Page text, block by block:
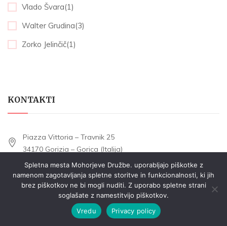
Vlado Švara(1)
Walter Grudina(3)
Zorko Jelinčič(1)
KONTAKTI
Piazza Vittoria – Travnik 25
34170 Gorizia – Gorica (Italija)
mohorjeva@gmail.com
Tel. +39 0481 533177
Spletna mesta Mohorjeve Družbe. uporabljajo piškotke z
namenom zagotavljanja spletne storitve in funkcionalnosti, ki jih
brez piškotkov ne bi mogli nuditi. Z uporabo spletne strani
soglašate z namestitvijo piškotkov.
Vredu
Privacy policy